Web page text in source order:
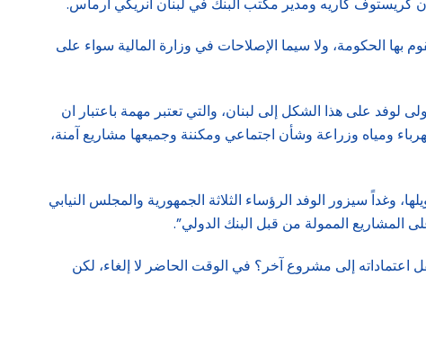
بها الحكومة، ولا سيما الإصلاحات في وزارة المالية سواء على
لوفد على هذا الشكل إلى لبنان، والتي تعتبر مهمة باعتبار ان
ومياه وزراعة وشأن اجتماعي ومكننة وجميعها مشاريع آمنة،
وغداً سيزور الوفد الرؤساء الثلاثة الجمهورية والمجلس النيابي
الممولة من قبل البنك الدولي”.
اعتماداته إلى مشروع آخر؟ في الوقت الحاضر لا إلغاء، لكن